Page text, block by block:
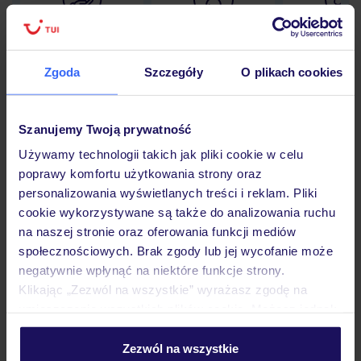
Zgoda Szczegóły O plikach cookies
Szanujemy Twoją prywatność
Używamy technologii takich jak pliki cookie w celu
poprawy komfortu użytkowania strony oraz
personalizowania wyświetlanych treści i reklam. Pliki
cookie wykorzystywane są także do analizowania ruchu
na naszej stronie oraz oferowania funkcji mediów
społecznościowych. Brak zgody lub jej wycofanie może
negatywnie wpłynąć na niektóre funkcje strony.
Klikając „Zezwól na wszystkie” wyrażasz zgodę na
personalizować swój wybór wchodząc w zakładkę
Zezwól na wszystkie
Lider niskich cen 30 lat w
Hotel
Pokoje
Wyżywienie
Atrakcje